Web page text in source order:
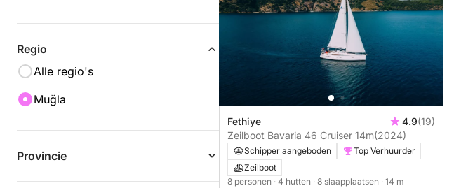
Regio
Alle regio's
Muğla
Provincie
Fethiye 4.9(19)
Zeilboot Bavaria 46 Cruiser 14m(2024)
Schipper aangeboden
Top Verhuurder
Zeilboot
8 personen · 4 hutten · 8 slaapplaatsen · 14 m